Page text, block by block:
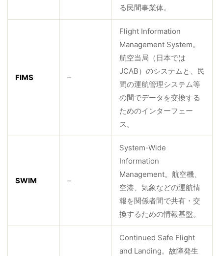
る民間事業体。
FIMS –
Flight Information
Management System。
航空当局（日本では
JCAB）のシステムと、民
間の運航管理システム等
の間でデータを交換する
ためのインターフェー
ス。
SWIM –
System-Wide
Information
Management。航空機、
空港、気象などの運航情
報を関係者間で共有・交
換するための情報基盤。
Continued Safe Flight
and Landing。故障発生